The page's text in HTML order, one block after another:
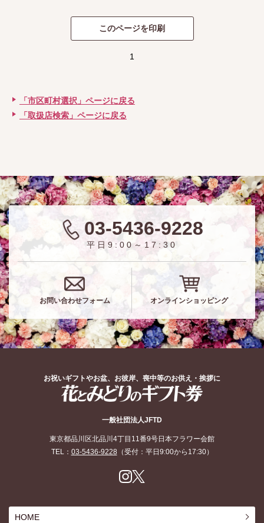
1
「市区町村選択」ページに戻る
「取扱店検索」ページに戻る
03-5436-9228
平日9:00～17:30
お問い合わせフォーム オンラインショッピング
お祝いギフトやお盆、お彼岸、喪中等のお供え・挨拶に
一般社団法人JFTD
東京都品川区北品川4丁目11番9号日本フラワー会館
TEL： 03-5436-9228 （受付：平日9:00から17:30）
HOME